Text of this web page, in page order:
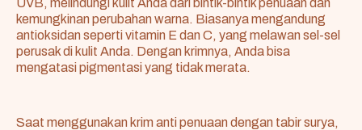
kemungkinan perubahan warna. Biasanya mengandung
antioksidan seperti vitamin E dan C, yang melawan sel-sel
perusak di kulit Anda. Dengan krimnya, Anda bisa
mengatasi pigmentasi yang tidak merata.
Saat menggunakan krim anti penuaan dengan tabir surya,